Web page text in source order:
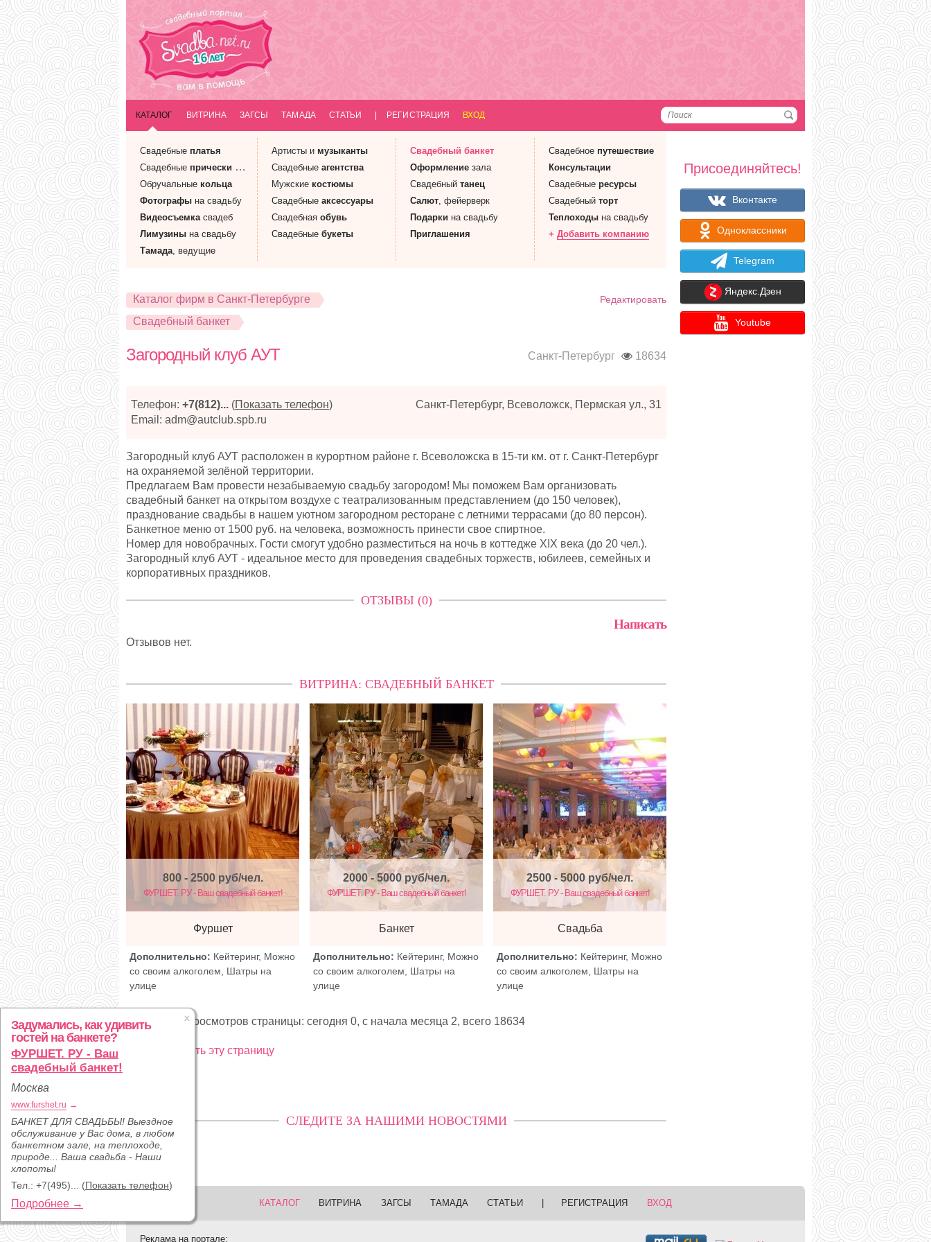
КАТАЛОГ ВИТРИНА ЗАГСЫ ТАМАДА СТАТЬИ РЕГИСТРАЦИЯ ВХОД
Свадебные платья
Свадебные прически
Обручальные кольца
Фотографы на свадьбу
Видеосъемкасвадеб
Лимузины на свадьбу
Тамада, ведущие
Артисты и музыканты
Свадебные агентства
Мужские костюмы
Свадебные аксессуары
Свадебная обувь
Свадебные букеты
Свадебный банкет
Оформление зала
Свадебный танец
Салют, фейерверк
Подарки на свадьбу
Приглашения
Свадебное путешествие
Консультации
Свадебные ресурсы
Свадебный торт
Теплоходы на свадьбу
+ Добавить компанию
Редактировать
Каталог фирм в Санкт-Петербурге
Свадебный банкет
Санкт-Петербург 18634
Загородный клуб АУТ
Телефон: +7(812)... (Показать телефон)
Email: adm@autclub.spb.ru
Санкт-Петербург, Всеволожск, Пермская ул., 31
Загородный клуб АУТ расположен в курортном районе г. Всеволожска в 15-ти км. от г. Санкт-Петербург
на охраняемой зелёной территории.
Предлагаем Вам провести незабываемую свадьбу загородом! Мы поможем Вам организовать
свадебный банкет на открытом воздухе с театрализованным представлением (до 150 человек),
празднование свадьбы в нашем уютном загородном ресторане с летними террасами (до 80 персон).
Банкетное меню от 1500 руб. на человека, возможность принести свое спиртное.
Номер для новобрачных. Гости смогут удобно разместиться на ночь в коттедже XIX века (до 20 чел.).
Загородный клуб АУТ - идеальное место для проведения свадебных торжеств, юбилеев, семейных и
корпоративных праздников.
ОТЗЫВЫ (0)
Написать
Отзывов нет.
ВИТРИНА: СВАДЕБНЫЙ БАНКЕТ
Фуршет
800 - 2500 руб/чел.
ФУРШЕТ. РУ - Ваш свадебный банкет!
Дополнительно: Кейтеринг, Можно
со своим алкоголем, Шатры на
улице
Банкет
2000 - 5000 руб/чел.
ФУРШЕТ. РУ - Ваш свадебный банкет!
Дополнительно: Кейтеринг, Можно
со своим алкоголем, Шатры на
улице
Свадьба
2500 - 5000 руб/чел.
ФУРШЕТ. РУ - Ваш свадебный банкет!
Дополнительно: Кейтеринг, Можно
со своим алкоголем, Шатры на
улице
Статистика просмотров страницы: сегодня 0, с начала месяца 2, всего 18634
Рекламировать эту страницу
Задумались, как удивить
гостей на банкете?
ФУРШЕТ. РУ - Ваш
свадебный банкет!
Москва
www.furshet.ru →
БАНКЕТ ДЛЯ СВАДЬБЫ! Выездное
обслуживание у Вас дома, в любом
банкетном зале, на теплоходе,
природе... Ваша свадьба - Наши
хлопоты!
Тел.: +7(495)... (Показать телефон)
Подробнее →
СЛЕДИТЕ ЗА НАШИМИ НОВОСТЯМИ
Присоединяйтесь!
Вконтакте
Одноклассники
Telegram
Яндекс.Дзен
Youtube
КАТАЛОГ ВИТРИНА ЗАГСЫ ТАМАДА СТАТЬИ РЕГИСТРАЦИЯ ВХОД
Реклама на портале: